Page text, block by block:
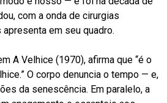
com a onda de cirurgias
em seu quadro.
A Velhice (1970), afirma que “é o
O corpo denuncia o tempo — e,
da senescência. Em paralelo, a